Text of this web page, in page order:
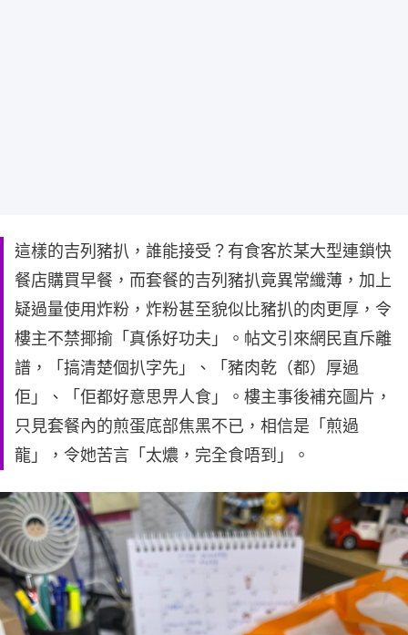
這樣的吉列豬扒，誰能接受？有食客於某大型連鎖快
餐店購買早餐，而套餐的吉列豬扒竟異常纖薄，加上
疑過量使用炸粉，炸粉甚至貌似比豬扒的肉更厚，令
樓主不禁揶揄「真係好功夫」。帖文引來網民直斥離
譜，「搞清楚個扒字先」、「豬肉乾（都）厚過
佢」、「佢都好意思畀人食」。樓主事後補充圖片，
只見套餐內的煎蛋底部焦黑不已，相信是「煎過
龍」，令她苦言「太燶，完全食唔到」。